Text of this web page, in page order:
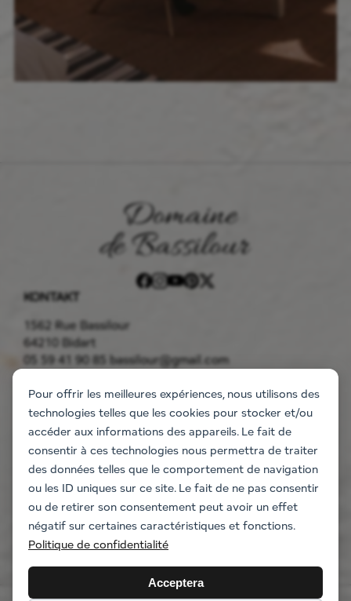
Pour offrir les meilleures expériences, nous utilisons des
technologies telles que les cookies pour stocker et/ou
accéder aux informations des appareils. Le fait de
consentir à ces technologies nous permettra de traiter
des données telles que le comportement de navigation
ou les ID uniques sur ce site. Le fait de ne pas consentir
ou de retirer son consentement peut avoir un effet
négatif sur certaines caractéristiques et fonctions.
Politique de confidentialité
Acceptera
KONTAKT
1562 Rue Bassilour
64210 Bidart
05 59 41 90 85 bassilour@gmail.com
Boende
Lägenheterna
Villan
Begäran om information
EVENEMANG
Bröllop och evenemang
Seminarier för företag
Aktiviteter för teambuilding